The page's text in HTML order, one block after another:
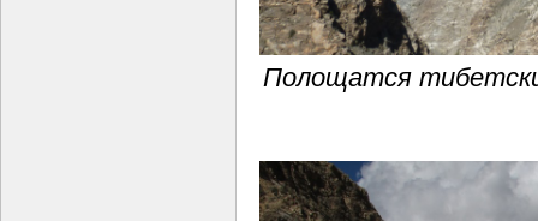
Полощатся